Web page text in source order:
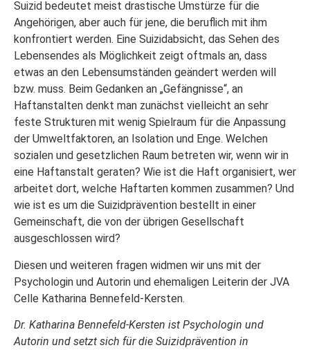
Suizid bedeutet meist drastische Umstürze für die
Angehörigen, aber auch für jene, die beruflich mit ihm
konfrontiert werden. Eine Suizidabsicht, das Sehen des
Lebensendes als Möglichkeit zeigt oftmals an, dass
etwas an den Lebensumständen geändert werden will
bzw. muss. Beim Gedanken an „Gefängnisse“, an
Haftanstalten denkt man zunächst vielleicht an sehr
feste Strukturen mit wenig Spielraum für die Anpassung
der Umweltfaktoren, an Isolation und Enge. Welchen
sozialen und gesetzlichen Raum betreten wir, wenn wir in
eine Haftanstalt geraten? Wie ist die Haft organisiert, wer
arbeitet dort, welche Haftarten kommen zusammen? Und
wie ist es um die Suizidprävention bestellt in einer
Gemeinschaft, die von der übrigen Gesellschaft
ausgeschlossen wird?
Diesen und weiteren fragen widmen wir uns mit der
Psychologin und Autorin und ehemaligen Leiterin der JVA
Celle Katharina Bennefeld-Kersten.
Dr. Katharina Bennefeld-Kersten ist Psychologin und
Autorin und setzt sich für die Suizidprävention in